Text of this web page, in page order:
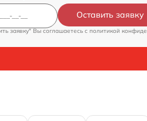
Оставить заявку
заявку" Вы соглашаетесь c политикой